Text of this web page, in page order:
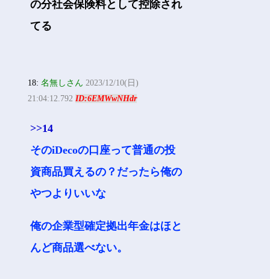
の分社会保険料として控除され
てる
18:名無しさん 2023/12/10(日)
21:04:12.792ID:6EMWwNHdr
>>14
そのiDecoの口座って普通の投
資商品買えるの？だったら俺の
やつよりいいな
俺の企業型確定拠出年金はほと
んど商品選べない。